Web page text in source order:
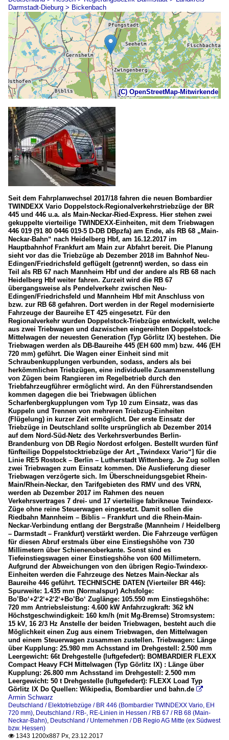
Darmstadt-Dieburg > Bickenbach
(C) OpenStreetMap-Mitwirkende
Seit dem Fahrplanwechsel 2017/18 fahren die neuen Bombardier
TWINDEXX Vario Doppelstock-Regionalverkehrstriebzüge der BR
445 und 446 u.a. als Main-Neckar-Ried-Express. Hier stehen zwei
gekuppelte vierteilige TWINDEXX-Einheiten, mit dem Triebwagen
446 019 (91 80 0446 019-5 D-DB DBpzfa) am Ende, als RB 68 „Main-
Neckar-Bahn“ nach Heidelberg Hbf, am 16.12.2017 im
Hauptbahnhof Frankfurt am Main zur Abfahrt bereit. Die Planung
sieht vor das die Triebzüge ab Dezember 2018 im Bahnhof Neu-
Edingen/Friedrichsfeld geflügelt (getrennt) werden, so dass ein
Teil als RB 67 nach Mannheim Hbf und der andere als RB 68 nach
Heidelberg Hbf weiter fahren. Zurzeit wird die RB 67
übergangsweise als Pendelverkehr zwischen Neu-
Edingen/Friedrichsfeld und Mannheim Hbf mit Anschluss von
bzw. zur RB 68 gefahren. Dort werden in der Regel modernisierte
Fahrzeuge der Baureihe ET 425 eingesetzt. Für den
Regionalverkehr wurden Doppelstock-Triebzüge entwickelt, welche
aus zwei Triebwagen und dazwischen eingereihten Doppelstock-
Mittelwagen der neuesten Generation (Typ Görlitz IX) bestehen. Die
Triebwagen werden als DB-Baureihe 445 (EH 600 mm) bzw. 446 (EH
720 mm) geführt. Die Wagen einer Einheit sind mit
Schraubenkupplungen verbunden, sodass, anders als bei
herkömmlichen Triebzügen, eine individuelle Zusammenstellung
von Zügen beim Rangieren im Regelbetrieb durch den
Triebfahrzeugführer ermöglicht wird. An den Führerstandsenden
kommen dagegen die bei Triebwagen üblichen
Scharfenbergkupplungen vom Typ 10 zum Einsatz, was das
Kuppeln und Trennen von mehreren Triebzug-Einheiten
(Flügelung) in kurzer Zeit ermöglicht. Der erste Einsatz der
Triebzüge in Deutschland sollte ursprünglich ab Dezember 2014
auf dem Nord-Süd-Netz des Verkehrsverbundes Berlin-
Brandenburg von DB Regio Nordost erfolgen. Bestellt wurden fünf
fünfteilige Doppelstocktriebzüge der Art „Twindexx Vario“] für die
Linie RE5 Rostock – Berlin – Lutherstadt Wittenberg. Je Zug sollen
zwei Triebwagen zum Einsatz kommen. Die Auslieferung dieser
Triebwagen verzögerte sich. Im Überschneidungsgebiet Rhein-
Main/Rhein-Neckar, den Tarifgebieten des RMV und des VRN,
werden ab Dezember 2017 im Rahmen des neuen
Verkehrsvertrages 7 drei- und 17 vierteilige fabrikneue Twindexx-
Züge ohne reine Steuerwagen eingesetzt. Damit sollen die
Riedbahn Mannheim – Biblis – Frankfurt und die Rhein-Main-
Neckar-Verbindung entlang der Bergstraße (Mannheim / Heidelberg
– Darmstadt – Frankfurt) verstärkt werden. Die Fahrzeuge verfügen
für diesen Abruf erstmals über eine Einstiegshöhe von 730
Millimetern über Schienenoberkante. Sonst sind es
Tiefeinstiegswagen einer Einstiegshöhe von 600 Millimetern.
Aufgrund der Abweichungen von den übrigen Regio-Twindexx-
Einheiten werden die Fahrzeuge des Netzes Main-Neckar als
Baureihe 446 geführt. TECHNISCHE DATEN (Vierteiler BR 446):
Spurweite: 1.435 mm (Normalspur) Achsfolge:
Bo’Bo‘+2‘2‘+2‘2‘+Bo’Bo‘ Zuglänge: 105.550 mm Einstiegshöhe:
720 mm Antriebsleistung: 4.600 kW Anfahrzugkraft: 362 kN
Höchstgeschwindigkeit: 160 km/h (mit Mg-Bremse) Stromsystem:
15 kV, 16 2/3 Hz Anstelle der beiden Triebwagen, besteht auch die
Möglichkeit einen Zug aus einem Triebwagen, den Mittelwagen
und einem Steuerwagen zusammen zustellen. Triebwagen: Länge
über Kupplung: 25.980 mm Achsstand im Drehgestell: 2.500 mm
Leergewicht: 66t Drehgestelle (luftgefedert): BOMBARDIER FLEXX
Compact Heavy FCH Mittelwagen (Typ Görlitz IX) : Länge über
Kupplung: 26.800 mm Achsstand im Drehgestell: 2.500 mm
Leergewicht: 50 t Drehgestelle (luftgefedert): FLEXX Load Typ
Görlitz IX Do Quellen: Wikipedia, Bombardier und bahn.de 
Armin Schwarz
Deutschland / Elektotriebzüge / BR 446 (Bombardier TWINDEXX Vario, EH
720 mm) Deutschland / RB-, RE-Linien in Hessen / RB 67 / RB 68 (Main-
Neckar-Bahn) Deutschland / Unternehmen / DB Regio AG Mitte (ex Südwest
bzw. Hessen)
 1343 1200x887 Px, 23.12.2017